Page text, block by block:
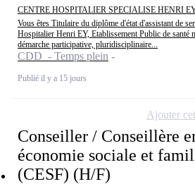
CENTRE HOSPITALIER SPECIALISE HENRI
Vous êtes Titulaire du diplôme d'état d'assistant de
Hospitalier Henri EY, Etablissement Public de santé
démarche participative, pluridisciplinaire...
CDD - Temps plein
Publié il y a 15 jours
Conseiller / Conseillère
économie sociale et
(CESF) (H/F)
Ajouter